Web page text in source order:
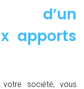
d’un
apports
société, vous